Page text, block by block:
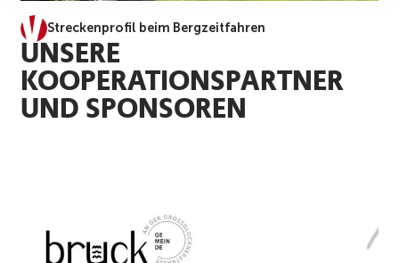
Streckenprofil beim Bergzeitfahren
UNSERE
KOOPERATIONSPARTNER
UND SPONSOREN